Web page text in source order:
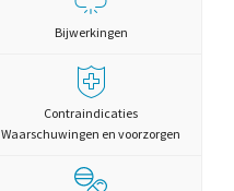
Bijwerkingen
Contraindicaties
Waarschuwingen en voorzorgen